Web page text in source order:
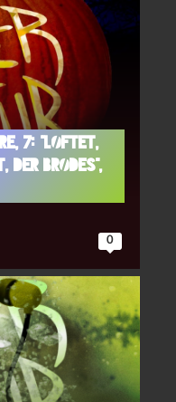
7: “Løftet,
der brødes”,
0